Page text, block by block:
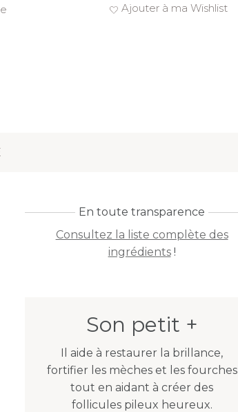
Ajouter à ma Wishlist
En toute transparence
Consultez la liste complète des
ingrédients!
Son petit +
Il aide à restaurer la brillance,
fortifier les mèches et les fourches
tout en aidant à créer des
follicules pileux heureux.